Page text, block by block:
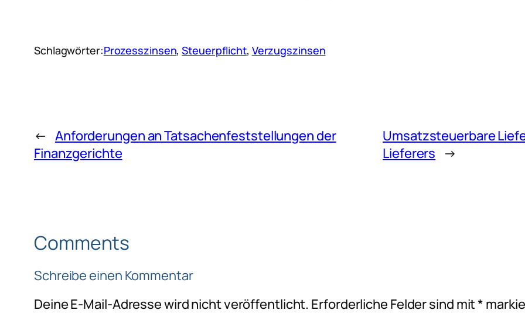
Schlagwörter:Prozesszinsen, Steuerpflicht, Verzugszinsen
← Anforderungen an Tatsachenfeststellungen der
Finanzgerichte
Umsatzsteuerbare
Lieferers →
Comments
Schreibe einen Kommentar
Deine E-Mail-Adresse wird nicht veröffentlicht. Erforderliche Felder sind mit*